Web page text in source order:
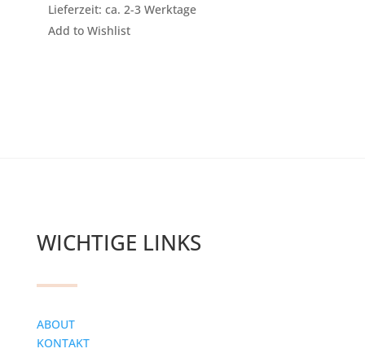
€24,50 €20,00.
Lieferzeit: ca. 2-3 Werktage
Add to Wishlist
WICHTIGE LINKS
ABOUT
KONTAKT